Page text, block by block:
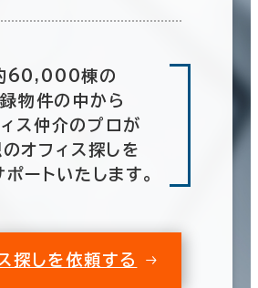
60,000棟の
物件の中から
ス仲介のプロが
オフィス探しを
ートいたします。
探しを依頼する